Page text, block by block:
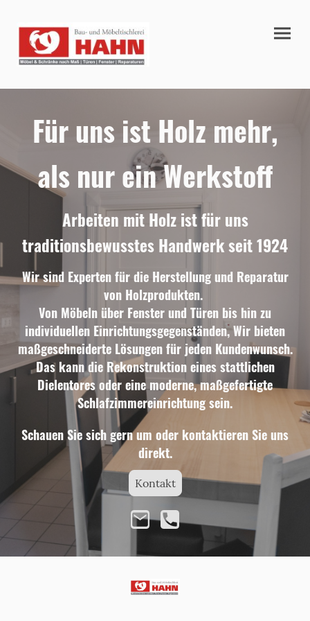
Für uns ist Holz mehr,
als nur ein Werkstoff
Arbeiten mit Holz ist für uns
traditionsbewusstes Handwerk seit 1924
Wir sind Experten für die Herstellung und Reparatur
von Holzprodukten.
Von Möbeln über Fenster und Türen bis hin zu
individuellen Einrichtungsgegenständen, Wir bieten
maßgeschneiderte Lösungen für jeden Kundenwunsch.
Das kann die Rekonstruktion eines stattlichen
Dielentores oder eine moderne, maßgefertigte
Schlafzimmereinrichtung sein.
Schauen Sie sich gern um oder kontaktieren Sie uns
direkt.
Kontakt